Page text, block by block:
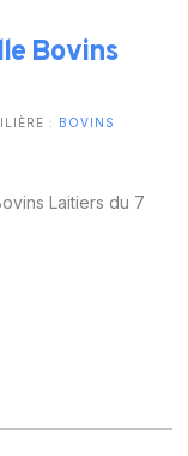
Bovins
: BOVINS
Laitiers du 7